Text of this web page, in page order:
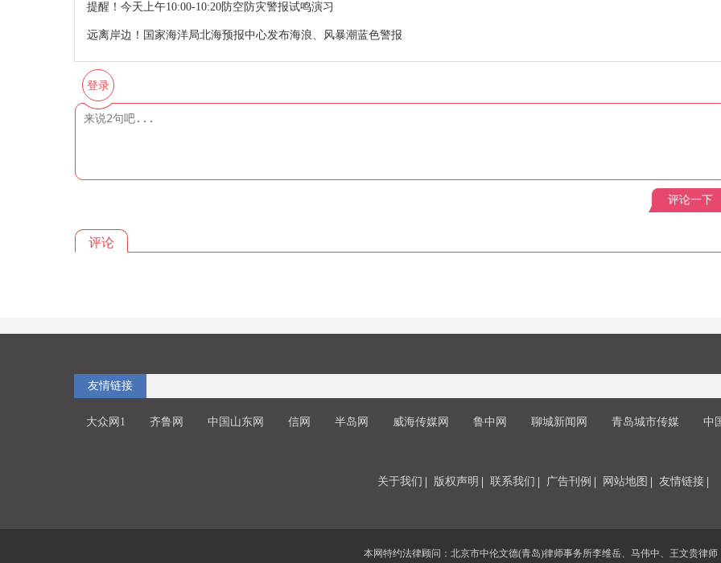
提醒！今天上午10:00-10:20防空防灾警报试鸣演习
远离岸边！国家海洋局北海预报中心发布海浪、风暴潮蓝色警报
登录
评论一下
评论
友情链接
大众网1 齐鲁网 中国山东网 信网 半岛网 威海传媒网 鲁中网 聊城新闻网 青岛城市传媒 中
关于我们 版权声明 联系我们 广告刊例 网站地图 友情链接
本网特约法律顾问：北京市中伦文德(青岛)律师事务所李维岳、马伟中、王文贵律师